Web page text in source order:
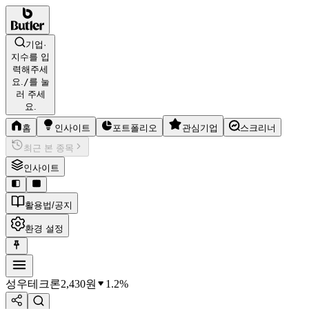
기업·
지수를 입
력해주세
요./를 눌
러 주세
요.
홈 인사이트 포트폴리오 관심기업
스크리너
최근 본 종목
인사이트
활용법/공지
환경 설정
성우테크론2,430원 1.2%